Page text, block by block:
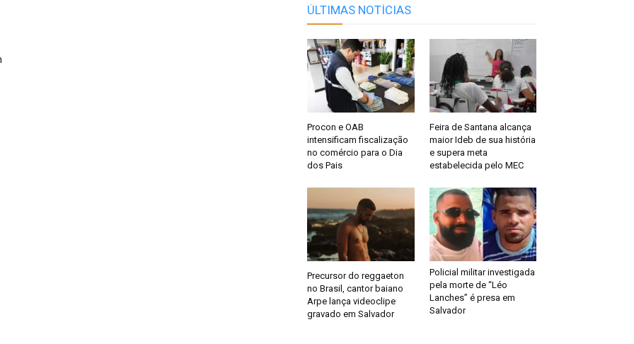
ÚLTIMAS NOTÍCIAS
Procon e OAB
intensificam fiscalização
no comércio para o Dia
dos Pais
Feira de Santana alcança
maior Ideb de sua história
e supera meta
estabelecida pelo MEC
Precursor do reggaeton
no Brasil, cantor baiano
Arpe lança videoclipe
gravado em Salvador
Policial militar investigada
pela morte de “Léo
Lanches” é presa em
Salvador